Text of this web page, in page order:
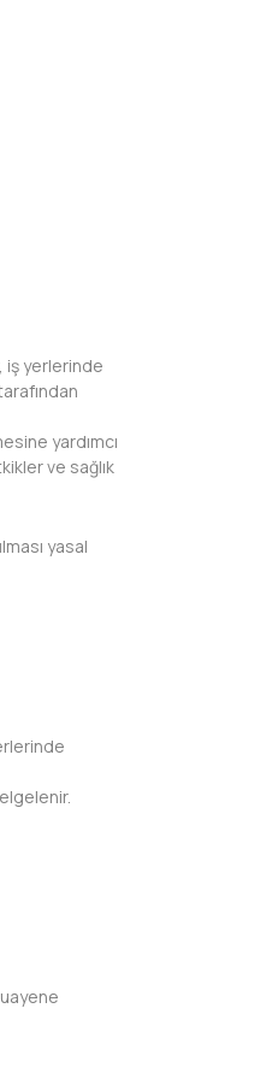
iş yerlerinde
yardımcı
ve sağlık
yasal